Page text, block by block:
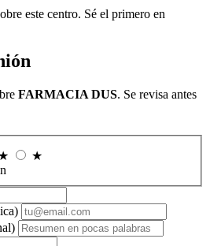
este centro. Sé el primero en
FARMACIA DUS. Se revisa antes
★